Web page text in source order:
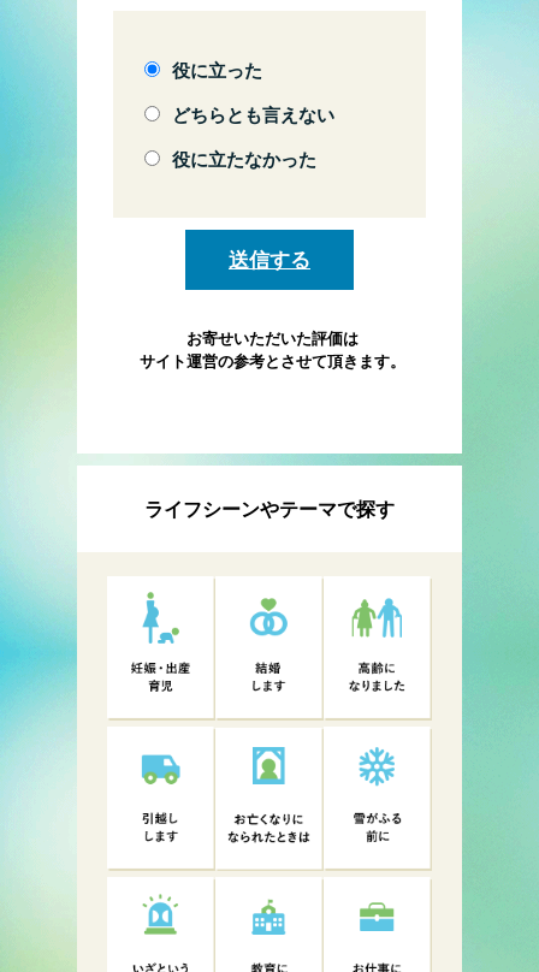
役に立った
どちらとも言えない
役に立たなかった
お寄せいただいた評価は
サイト運営の参考とさせて頂きます。
ライフシーンやテーマで探す